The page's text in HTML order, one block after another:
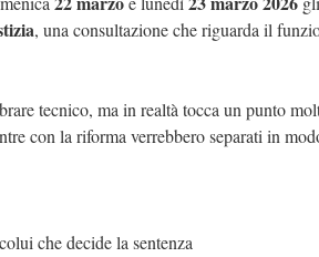
, una consultazione che riguarda il
tecnico, ma in realtà tocca un punto
con la riforma verrebbero separati in
che decide la sentenza